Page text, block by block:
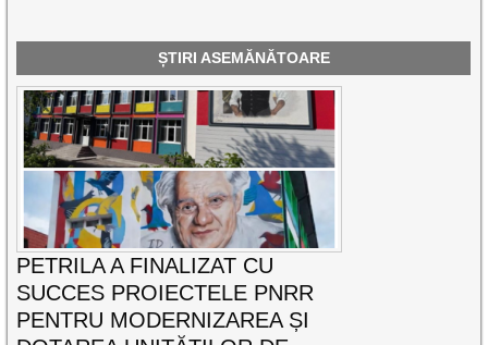
ȘTIRI ASEMĂNĂTOARE
PETRILA A FINALIZAT CU
SUCCES PROIECTELE PNRR
PENTRU MODERNIZAREA ȘI